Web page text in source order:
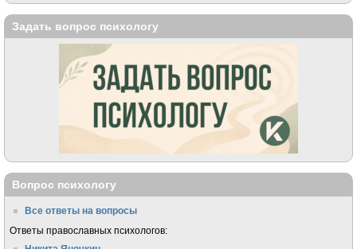
Задать вопрос психологу
Вопрос психологу
Все ответы на вопросы
Ответы православных психологов: